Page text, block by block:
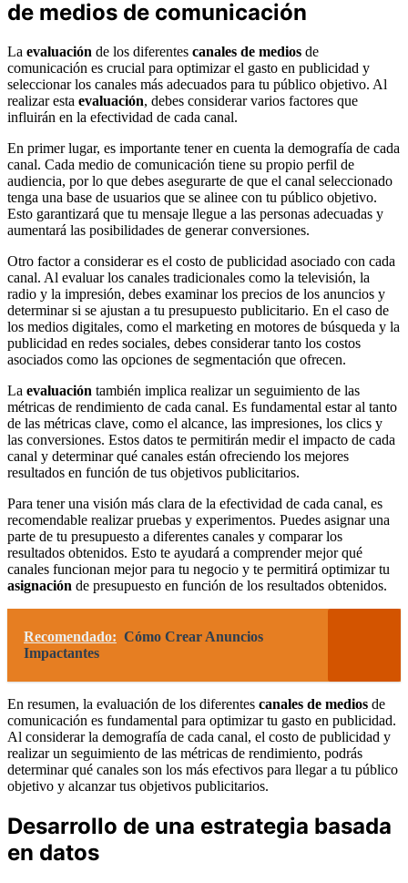
de medios de comunicación
La evaluación de los diferentes canales de medios de
comunicación es crucial para optimizar el gasto en publicidad y
seleccionar los canales más adecuados para tu público objetivo. Al
realizar esta evaluación, debes considerar varios factores que
influirán en la efectividad de cada canal.
En primer lugar, es importante tener en cuenta la demografía de cada
canal. Cada medio de comunicación tiene su propio perfil de
audiencia, por lo que debes asegurarte de que el canal seleccionado
tenga una base de usuarios que se alinee con tu público objetivo.
Esto garantizará que tu mensaje llegue a las personas adecuadas y
aumentará las posibilidades de generar conversiones.
Otro factor a considerar es el costo de publicidad asociado con cada
canal. Al evaluar los canales tradicionales como la televisión, la
radio y la impresión, debes examinar los precios de los anuncios y
determinar si se ajustan a tu presupuesto publicitario. En el caso de
los medios digitales, como el marketing en motores de búsqueda y la
publicidad en redes sociales, debes considerar tanto los costos
asociados como las opciones de segmentación que ofrecen.
La evaluación también implica realizar un seguimiento de las
métricas de rendimiento de cada canal. Es fundamental estar al tanto
de las métricas clave, como el alcance, las impresiones, los clics y
las conversiones. Estos datos te permitirán medir el impacto de cada
canal y determinar qué canales están ofreciendo los mejores
resultados en función de tus objetivos publicitarios.
Para tener una visión más clara de la efectividad de cada canal, es
recomendable realizar pruebas y experimentos. Puedes asignar una
parte de tu presupuesto a diferentes canales y comparar los
resultados obtenidos. Esto te ayudará a comprender mejor qué
canales funcionan mejor para tu negocio y te permitirá optimizar tu
asignación de presupuesto en función de los resultados obtenidos.
Recomendado: Cómo Crear Anuncios
Impactantes
En resumen, la evaluación de los diferentes canales de medios de
comunicación es fundamental para optimizar tu gasto en publicidad.
Al considerar la demografía de cada canal, el costo de publicidad y
realizar un seguimiento de las métricas de rendimiento, podrás
determinar qué canales son los más efectivos para llegar a tu público
objetivo y alcanzar tus objetivos publicitarios.
Desarrollo de una estrategia basada
en datos